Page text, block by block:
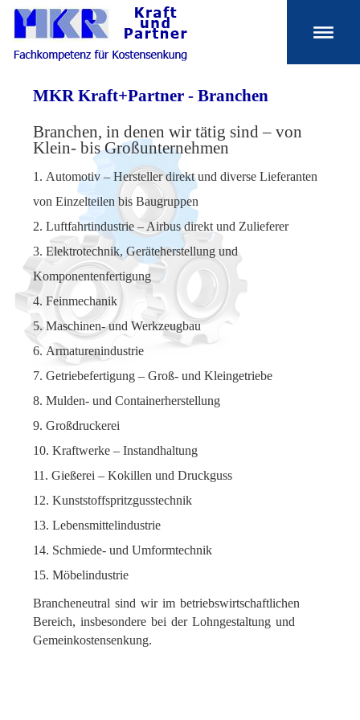
MKR Kraft+Partner - Branchen
Branchen, in denen wir tätig sind – von
Klein- bis Großunternehmen
Automotiv – Hersteller direkt und diverse Lieferanten
von Einzelteilen bis Baugruppen
Luftfahrtindustrie – Airbus direkt und Zulieferer
Elektrotechnik, Geräteherstellung und
Komponentenfertigung
Feinmechanik
Maschinen- und Werkzeugbau
Armaturenindustrie
Getriebefertigung – Groß- und Kleingetriebe
Mulden- und Containerherstellung
Großdruckerei
Kraftwerke – Instandhaltung
Gießerei – Kokillen und Druckguss
Kunststoffspritzgusstechnik
Lebensmittelindustrie
Schmiede- und Umformtechnik
Möbelindustrie
Brancheneutral sind wir im betriebswirtschaftlichen
Bereich, insbesondere bei der Lohngestaltung und
Gemeinkostensenkung.